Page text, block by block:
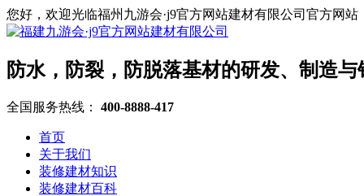
您好，欢迎光临福州九游会·j9官方网站建材有限公司官方网站
防水，防裂，防脱落基材的研发、制造与
全国服务热线： 400-8888-417
首页
关于我们
装修建材知识
装修建材百科